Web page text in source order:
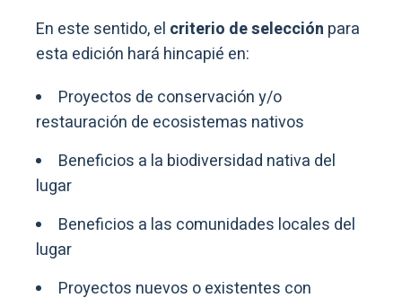
En este sentido, el criterio de selección para
esta edición hará hincapié en:
Proyectos de conservación y/o
restauración de ecosistemas nativos
Beneficios a la biodiversidad nativa del
lugar
Beneficios a las comunidades locales del
lugar
Proyectos nuevos o existentes con